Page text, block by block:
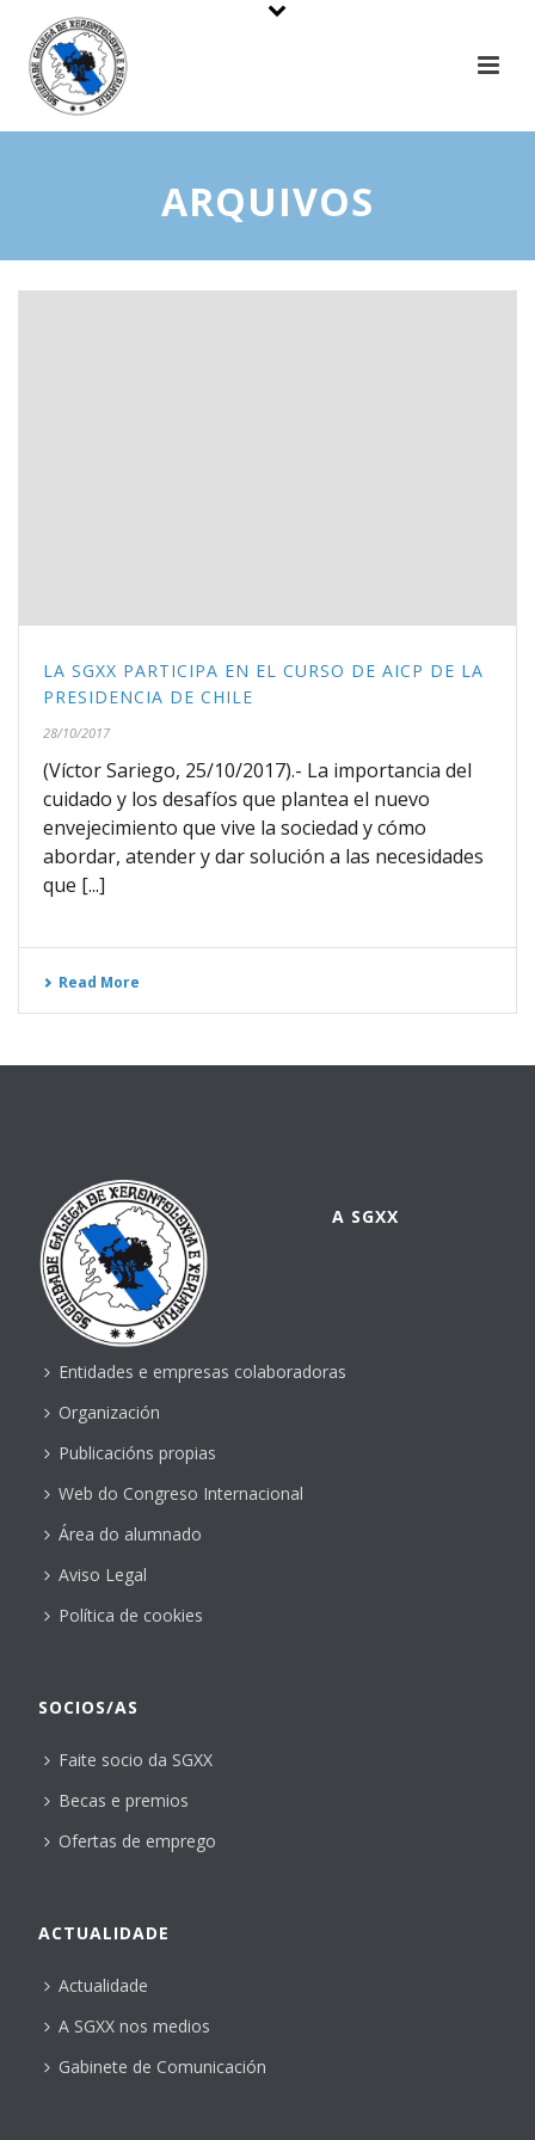
ARQUIVOS
LA SGXX PARTICIPA EN EL CURSO DE AICP DE LA
PRESIDENCIA DE CHILE
28/10/2017
(Víctor Sariego, 25/10/2017).- La importancia del
cuidado y los desafíos que plantea el nuevo
envejecimiento que vive la sociedad y cómo
abordar, atender y dar solución a las necesidades
que [...]
Read More
A SGXX
Entidades e empresas colaboradoras
Organización
Publicacións propias
Web do Congreso Internacional
Área do alumnado
Aviso Legal
Política de cookies
SOCIOS/AS
Faite socio da SGXX
Becas e premios
Ofertas de emprego
ACTUALIDADE
Actualidade
A SGXX nos medios
Gabinete de Comunicación